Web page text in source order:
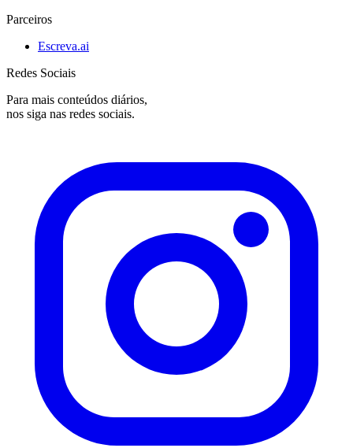
Parceiros
Escreva.ai
Redes Sociais
Para mais conteúdos diários,
nos siga nas redes sociais.